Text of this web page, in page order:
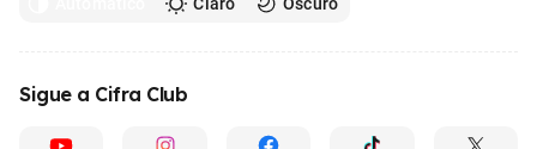
Sigue a Cifra Club